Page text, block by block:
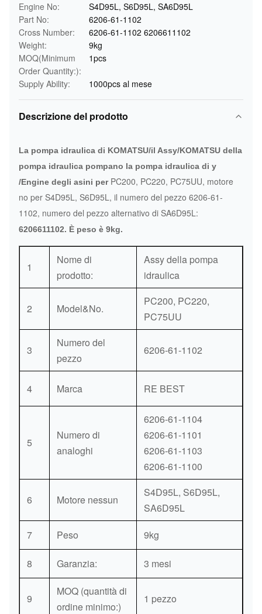
Engine No:
S4D95L, S6D95L, SA6D95L
Part No:
6206-61-1102
Cross Number:
6206-61-1102 6206611102
Weight:
9kg
MOQ(Minimum
Order Quantity:):
1pcs
Supply Ability: 1000pcs al mese
Descrizione del prodotto
La pompa idraulica di KOMATSU/il Assy/KOMATSU della
pompa idraulica pompano la pompa idraulica di y
/Engine degli asini perPC200, PC220, PC75UU, motore
no per S4D95L, S6D95L, il numero del pezzo 6206-61-
1102, numero del pezzo alternativo di SA6D95L:
6206611102. È peso è 9kg.
1
Nome di
prodotto:
Assy della pompa
idraulica
2 Model&No.
PC200, PC220,
PC75UU
3
Numero del
pezzo
6206-61-1102
4 Marca RE BEST
5
Numero di
analoghi
6206-61-1104
6206-61-1101
6206-61-1103
6206-61-1100
6 Motore nessun
S4D95L, S6D95L,
SA6D95L
7
Peso 9kg
8 Garanzia: 3 mesi
9
MOQ (quantità di
ordine minimo:)
1 pezzo